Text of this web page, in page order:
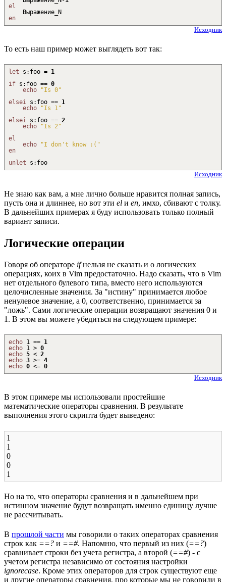
el
Выражение_N
en
Исходник
То есть наш пример может выглядеть вот так:
let s : foo = 1
if s : foo == 0
echo
"Is 0"
elsei s : foo == 1
echo
"Is 1"
elsei s : foo == 2
echo
"Is 2"
el
echo
"I don't know :("
en
unlet s : foo
Исходник
Не знаю как вам, а мне лично больше нравится полная запись,
пусть она и длиннее, но вот эти el и en, имхо, сбивают с толку.
В дальнейших примерах я буду использовать только полный
вариант записи.
Логические операции
Говоря об операторе ifнельзя не сказать и о логических
операциях, коих в Vim предостаточно. Надо сказать, что в Vim
нет отдельного булевого типа, вместо него используются
целочисленные значения. За "истину" принимается любое
ненулевое значение, а 0, соответственно, принимается за
"ложь". Сами логические операции возвращают значения 0 и
1. В этом вы можете убедиться на следующем примере:
echo 1 == 1
echo 1 > 0
echo 5 < 2
echo 3 >= 4
echo 0 <= 0
Исходник
В этом примере мы использовали простейшие
математические операторы сравнения. В результате
выполнения этого скрипта будет выведено:
1
1
0
0
1
Но на то, что операторы сравнения и в дальнейшем при
истинном значение будут возвращать именно единицу лучше
не рассчитывать.
В прошлой части мы говорили о таких операторах сравнения
строк как ==? и ==#. Напомню, что первый из них (==?)
сравнивает строки без учета регистра, а второй (==#) - с
учетом регистра независимо от состояния настройки
ignorecase. Кроме этих операторов для строк существуют еще
и другие операторы сравнения, про которые мы не говорили в